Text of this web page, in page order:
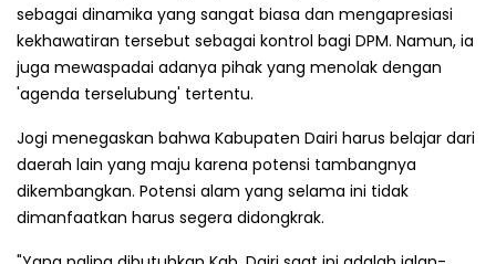
sebagai dinamika yang sangat biasa dan mengapresiasi
kekhawatiran tersebut sebagai kontrol bagi DPM. Namun, ia
juga mewaspadai adanya pihak yang menolak dengan
'agenda terselubung' tertentu.
Jogi menegaskan bahwa Kabupaten Dairi harus belajar dari
daerah lain yang maju karena potensi tambangnya
dikembangkan. Potensi alam yang selama ini tidak
dimanfaatkan harus segera didongkrak.